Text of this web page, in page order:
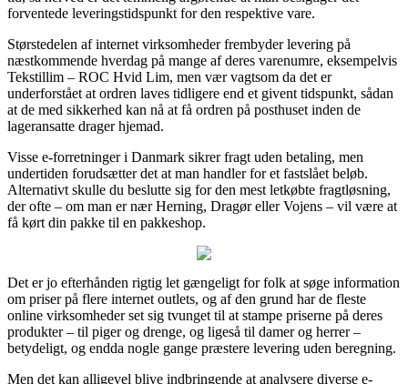
forventede leveringstidspunkt for den respektive vare.
Størstedelen af internet virksomheder frembyder levering på
næstkommende hverdag på mange af deres varenumre, eksempelvis
Tekstillim – ROC Hvid Lim, men vær vagtsom da det er
underforstået at ordren laves tidligere end et givent tidspunkt, sådan
at de med sikkerhed kan nå at få ordren på posthuset inden de
lageransatte drager hjemad.
Visse e-forretninger i Danmark sikrer fragt uden betaling, men
undertiden forudsætter det at man handler for et fastslået beløb.
Alternativt skulle du beslutte sig for den mest letkøbte fragtløsning,
der ofte – om man er nær Herning, Dragør eller Vojens – vil være at
få kørt din pakke til en pakkeshop.
Det er jo efterhånden rigtig let gængeligt for folk at søge information
om priser på flere internet outlets, og af den grund har de fleste
online virksomheder set sig tvunget til at stampe priserne på deres
produkter – til piger og drenge, og ligeså til damer og herrer –
betydeligt, og endda nogle gange præstere levering uden beregning.
Men det kan alligevel blive indbringende at analysere diverse e-